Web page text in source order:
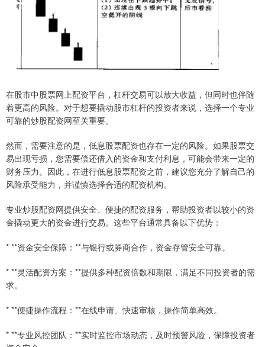
在股市中股票网上配资平台，杠杆交易可以放大收益，但同时也伴随
着更高的风险。对于想要撬动股市杠杆的投资者来说，选择一个专业
可靠的炒股配资网至关重要。
然而，需要注意的是，低息股票配资也存在一定的风险。如果股票交
易出现亏损，您需要偿还借入的资金和支付利息，可能会带来一定的
财务压力。因此，在进行低息股票配资之前，建议您充分了解自己的
风险承受能力，并谨慎选择合适的配资机构。
专业炒股配资网提供安全、便捷的配资服务，帮助投资者以较小的资
金撬动更大的资金进行交易。这些平台通常具备以下优势：
* **资金安全保障：**与银行或券商合作，资金存管安全可靠。
* **灵活配资方案：**提供多种配资倍数和期限，满足不同投资者的需
求。
* **便捷操作流程：**在线申请、快速审核，操作简单高效。
* **专业风控团队：**实时监控市场动态，及时预警风险，保障投资者